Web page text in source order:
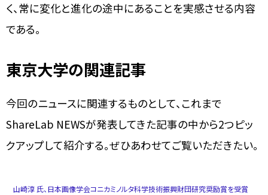
く、常に変化と進化の途中にあることを実感させる内容
である。
東京大学の関連記事
今回のニュースに関連するものとして、これまで
ShareLab NEWSが発表してきた記事の中から2つピッ
クアップして紹介する。ぜひあわせてご覧いただきたい。
山崎淳 氏、日本画像学会コニカミノルタ科学技術振興財団研究奨励賞を受賞